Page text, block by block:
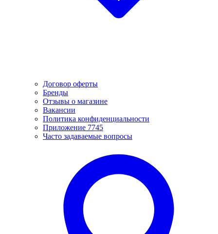
Договор оферты
Бренды
Отзывы о магазине
Вакансии
Политика конфиденциальности
Приложение 7745
Часто задаваемые вопросы